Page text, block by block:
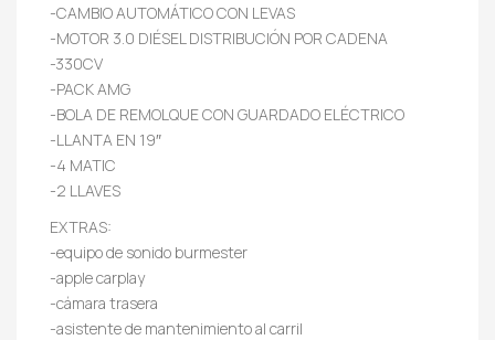
-CAMBIO AUTOMÁTICO CON LEVAS
-MOTOR 3.0 DIÉSEL DISTRIBUCIÓN POR CADENA
-330CV
-PACK AMG
-BOLA DE REMOLQUE CON GUARDADO ELÉCTRICO
-LLANTA EN 19″
-4 MATIC
-2 LLAVES
EXTRAS:
-equipo de sonido burmester
-apple carplay
-cámara trasera
-asistente de mantenimiento al carril